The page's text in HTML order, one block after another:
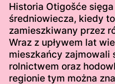
Historia Otigošće
średniowiecza, kiedy
zamieszkiwany przez
Wraz z upływem lat
mieszkańcy zajmowali
rolnictwem oraz
regionie tym można